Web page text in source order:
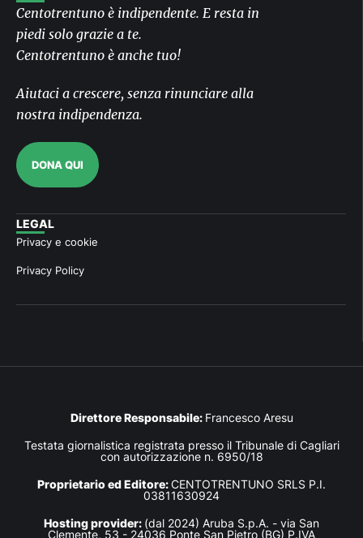
Centotrentuno è indipendente. E resta in
piedi solo grazie a te.
Centotrentuno è anche tuo!
Aiutaci a crescere, senza rinunciare alla
nostra indipendenza.
DONA QUI
LEGAL
Privacy e cookie
Privacy Policy
Direttore Responsabile: Francesco Aresu
Testata giornalistica registrata presso il Tribunale di Cagliari
con autorizzazione n. 6950/18
Proprietario ed Editore:CENTOTRENTUNO SRLS P.I.
03811630924
Hosting provider: (dal 2024) Aruba S.p.A. - via San
Clemente, 53 - 24036 Ponte San Pietro (BG) P.IVA